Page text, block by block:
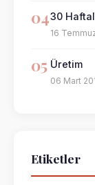
0430
16
05 Üretim
06 Mart
Etiketler